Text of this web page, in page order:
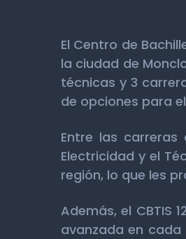
El Centro de
la ciudad de
técnicas y 3
de opciones para
Entre las
Electricidad y el
región, lo que les
Además, el
avanzada en